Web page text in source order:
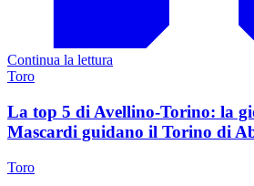
Continua la lettura
Toro
La top 5 di Avellino-Torino: la
Mascardi guidano il Torino di
Toro